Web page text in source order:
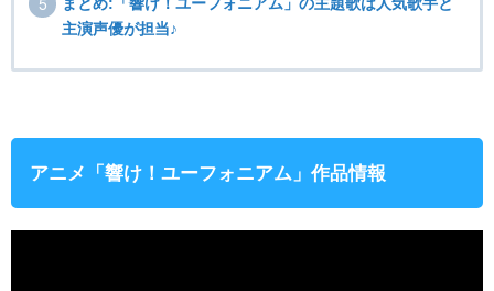
主演声優が担当♪
アニメ「響け！ユーフォニアム」作品情報